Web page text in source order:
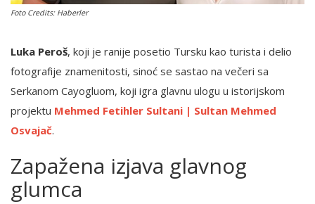
Foto Credits: Haberler
Luka Peroš, koji je ranije posetio Tursku kao turista i delio
fotografije znamenitosti, sinoć se sastao na večeri sa
Serkanom Cayogluom, koji igra glavnu ulogu u istorijskom
projektu Mehmed Fetihler Sultani | Sultan Mehmed
Osvajač.
Zapažena izjava glavnog
glumca